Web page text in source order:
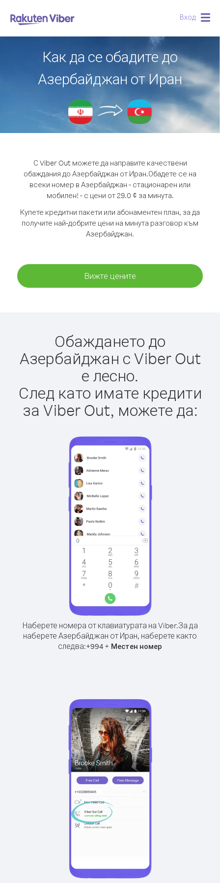
Вход
Как да се обадите до
Азербайджан от Иран
С Viber Out можете да направите качествени
обаждания до Азербайджан от Иран.Обадете се на
всеки номер в Азербайджан - стационарен или
мобилен! - с цени от 29.0 ¢ за минута.
Купете кредитни пакети или абонаментен план, за да
получите най-добрите цени на минута разговор към
Азербайджан.
Вижте цените
Обаждането до
Азербайджан с Viber Out
е лесно.
След като имате кредити
за Viber Out, можете да:
Наберете номера от клавиатурата на Viber.За да
наберете Азербайджан от Иран, наберете както
следва:+994 + Местен номер